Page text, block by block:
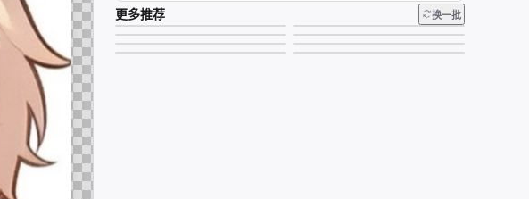
更多推荐 换一批